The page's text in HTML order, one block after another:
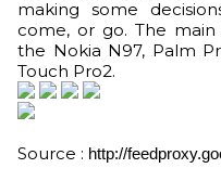
making some
come, or go. The
the Nokia N97, Palm
Touch Pro2.
Source : http://